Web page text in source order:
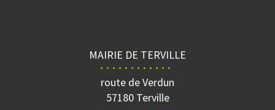
MAIRIE DE TERVILLE
route de Verdun
57180 Terville